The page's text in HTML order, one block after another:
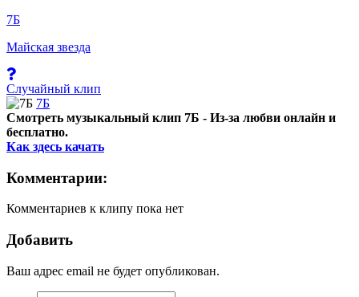
7Б
Майская звезда
Случайный клип
7Б
Смотреть музыкальный клип 7Б - Из-за любви онлайн и
бесплатно.
Как здесь качать
Комментарии:
Комментариев к клипу пока нет
Добавить
Ваш адрес email не будет опубликован.